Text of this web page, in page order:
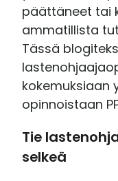
päättäneet tai
ammatillista
Tässä
kokemuksiaan
opinnoistaan
Tie
selkeä